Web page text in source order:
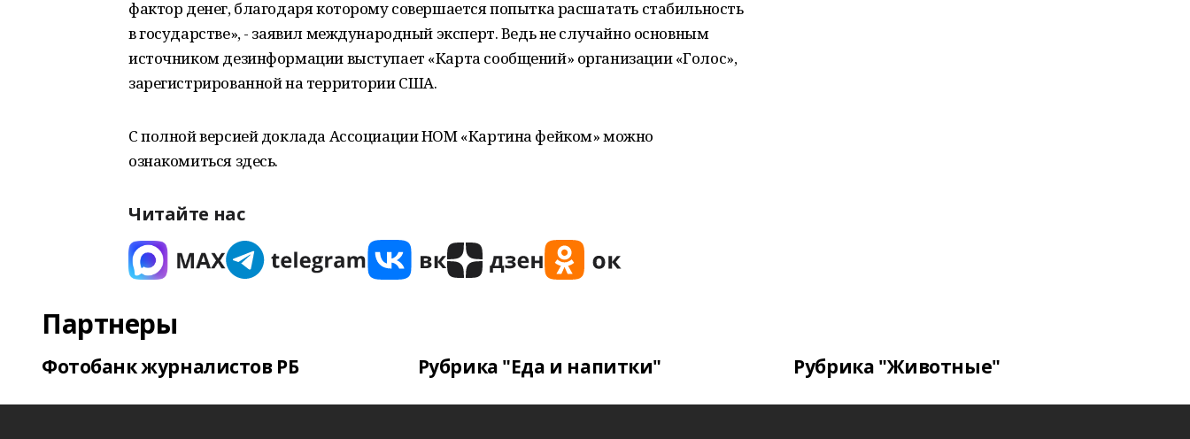
фактор денег, благодаря которому совершается попытка расшатать стабильность
в государстве», - заявил международный эксперт. Ведь не случайно основным
источником дезинформации выступает «Карта сообщений» организации «Голос»,
зарегистрированной на территории США.
С полной версией доклада Ассоциации НОМ «Картина фейком» можно
ознакомиться здесь.
Читайте нас
Партнеры
Фотобанк журналистов РБ Рубрика "Еда и напитки" Рубрика "Животные"